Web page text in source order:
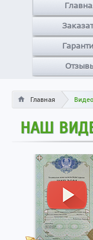
Главная
НАШ